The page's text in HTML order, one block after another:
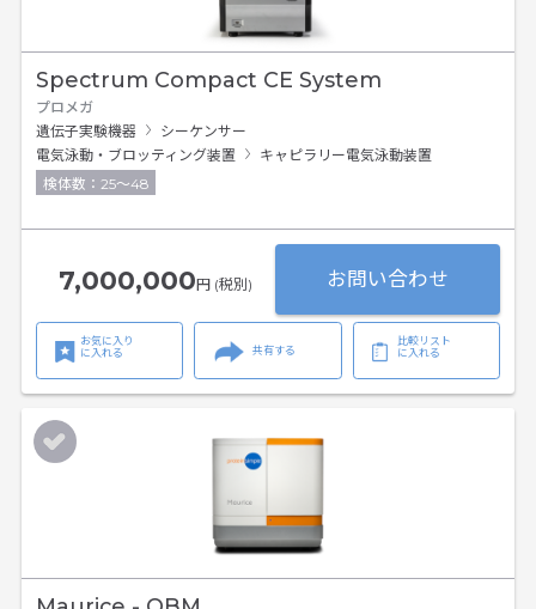
Spectrum Compact CE System
プロメガ
遺伝子実験機器
シーケンサー
電気泳動・ブロッティング装置
キャピラリー電気泳動装置
検体数：25～48
7,000,000円 (税別) お問い合わせ
お気に入り
に入れる
共有する
比較リスト
に入れる